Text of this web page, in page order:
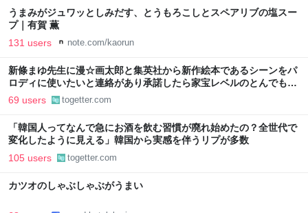
うまみがジュワッとしみだす、とうもろこしとスペアリブの塩スー
プ｜有賀 薫
131 users note.com/kaorun
新條まゆ先生に漫☆画太郎と集英社から新作絵本であるシーンをパ
ロディに使いたいと連絡があり承諾したら家宝レベルのとんでもな
いものが届いた
69 users togetter.com
「韓国人ってなんで急にお酒を飲む習慣が廃れ始めたの？全世代で
変化したように見える」韓国から実感を伴うリプが多数
105 users togetter.com
カツオのしゃぶしゃぶがうまい